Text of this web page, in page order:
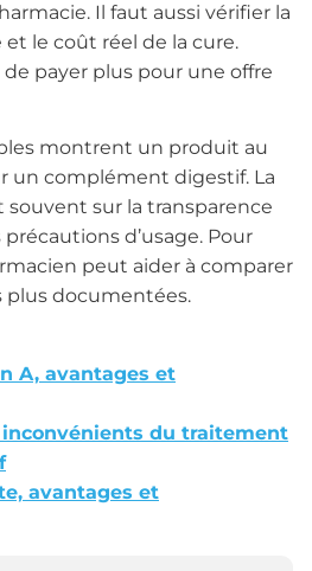
Il faut aussi vérifier la
le coût réel de la cure.
payer plus pour une offre
montrent un produit au
un complément digestif. La
souvent sur la transparence
d’usage. Pour
peut aider à comparer
plus documentées.
A, avantages et
du traitement
avantages et